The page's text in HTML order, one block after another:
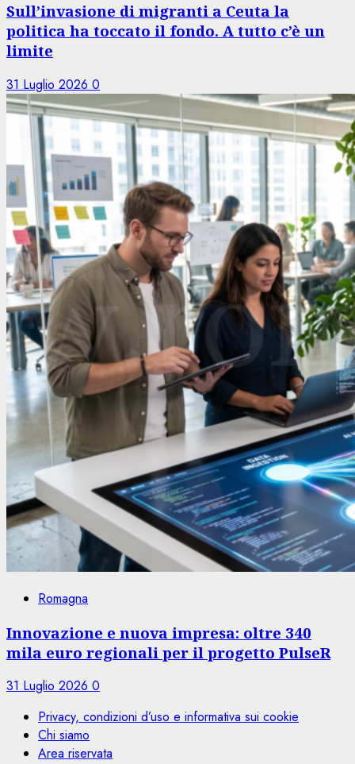
Sull’invasione di migranti a Ceuta la
politica ha toccato il fondo. A tutto c’è un
limite
31 Luglio 2026 0
Romagna
Innovazione e nuova impresa: oltre 340
mila euro regionali per il progetto PulseR
31 Luglio 2026 0
Privacy, condizioni d’uso e informativa sui cookie
Chi siamo
Area riservata